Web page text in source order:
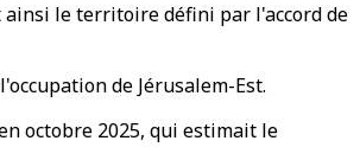
ainsi le territoire défini par l'accord de
de Jérusalem-Est.
octobre 2025, qui estimait le